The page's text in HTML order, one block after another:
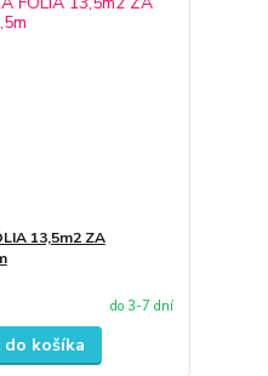
13,5m2 ZA
do 3-7 dní
do košíka